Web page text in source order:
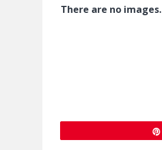
There are no images.